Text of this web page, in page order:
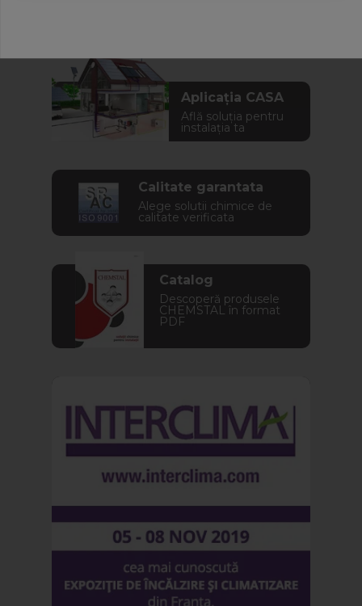
Aplicația CASA
Află soluția pentru
instalația ta
Calitate garantata
Alege solutii chimice de
calitate verificata
Catalog
Descoperă produsele
CHEMSTAL în format
PDF